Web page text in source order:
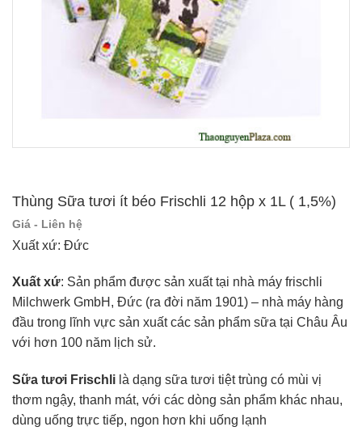
Thùng Sữa tươi ít béo Frischli 12 hộp x 1L ( 1,5%)
Giá - Liên hệ
Xuất xứ: Đức
Xuất xứ: Sản phẩm được sản xuất tại nhà máy frischli
Milchwerk GmbH, Đức (ra đời năm 1901) – nhà máy hàng
đầu trong lĩnh vực sản xuất các sản phẩm sữa tại Châu Âu
với hơn 100 năm lịch sử.
Sữa tươi Frischli là dạng sữa tươi tiệt trùng có mùi vị
thơm ngậy, thanh mát, với các dòng sản phẩm khác nhau,
dùng uống trực tiếp, ngon hơn khi uống lạnh